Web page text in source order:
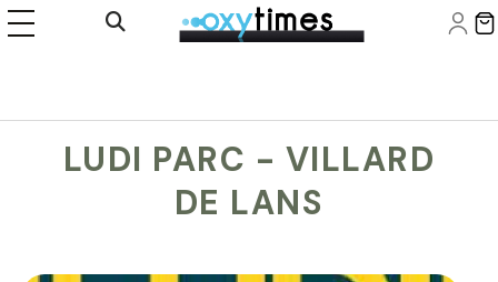
Ouvrir la recherche
LUDI PARC - VILLARD
DE LANS
Panneau de gestion des cookies